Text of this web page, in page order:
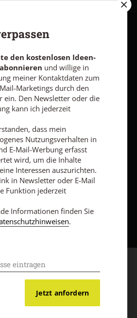
Datenschutz
Abo online kündigen
Nach oben
den kostenlosen Ideen-
und willige in
meiner Kontaktdaten zum
Marketings durch den
ein. Den Newsletter oder die
kann ich jederzeit
dass mein
Nutzungsverhalten in
E-Mail-Werbung erfasst
wird, um die Inhalte
Interessen auszurichten.
in Newsletter oder E-Mail
Funktion jederzeit
Informationen finden Sie
.
Jetzt anfordern